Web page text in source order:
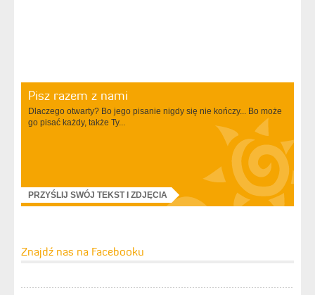
Pisz razem z nami
Dlaczego otwarty? Bo jego pisanie nigdy się nie kończy... Bo może
go pisać każdy, także Ty...
PRZYŚLIJ SWÓJ TEKST I ZDJĘCIA
Znajdź nas na Facebooku